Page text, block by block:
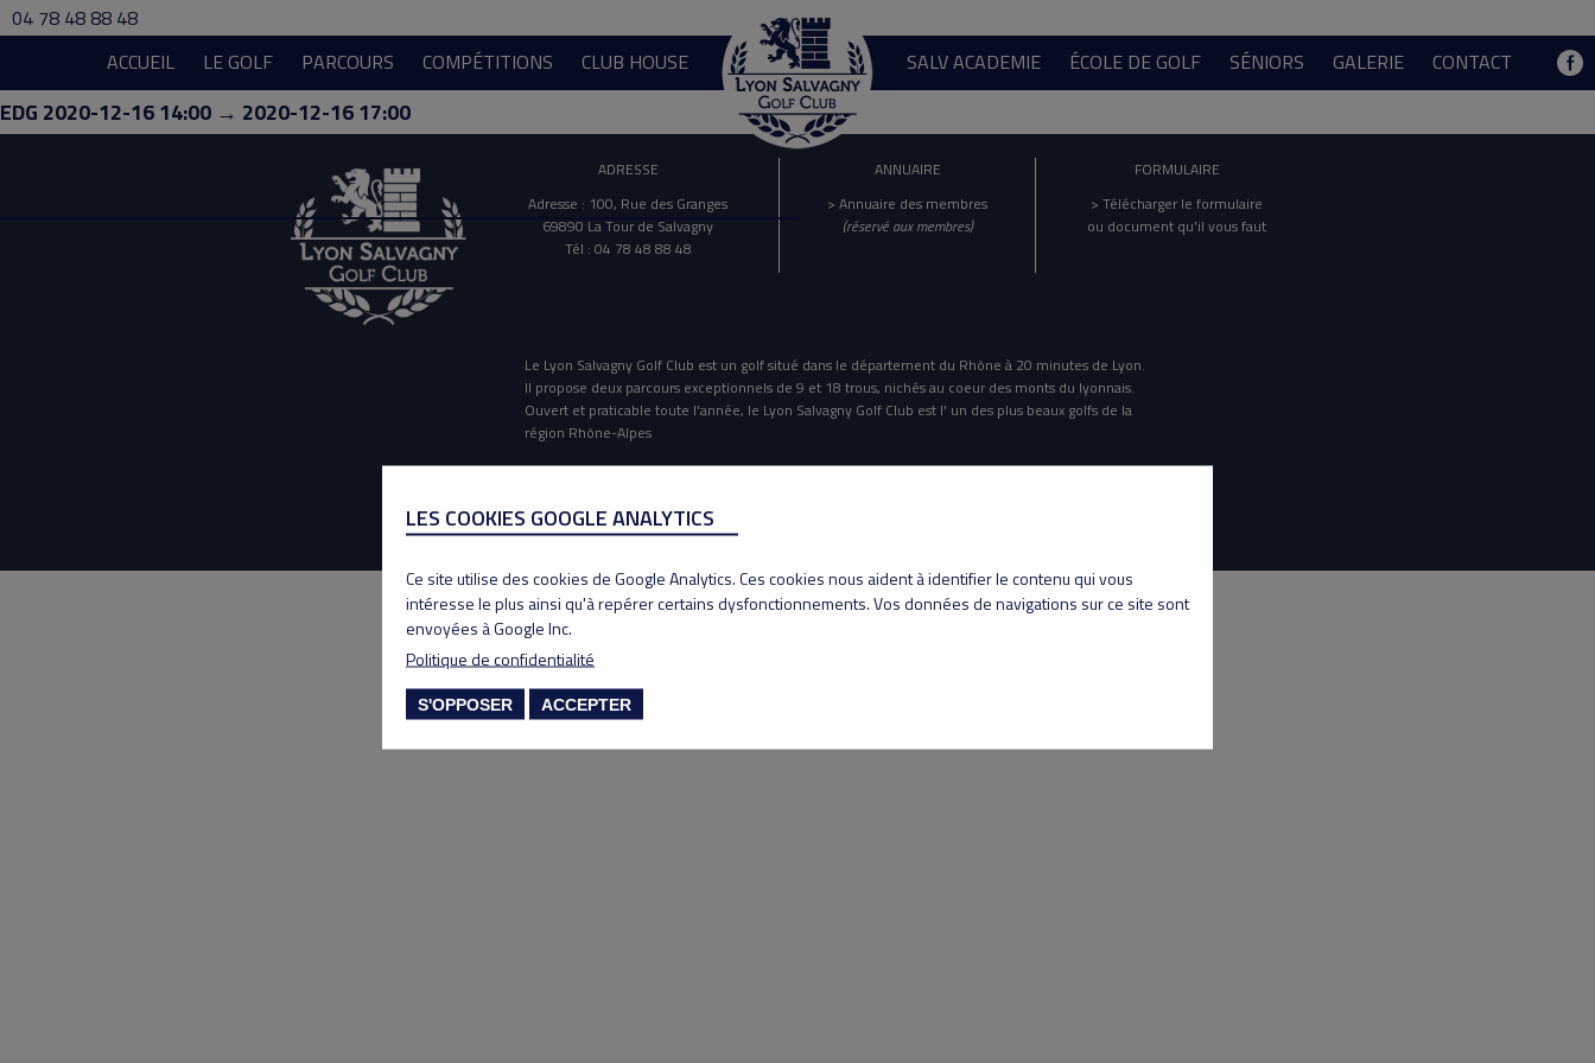
04 78 48 88 48
ACCUEIL
LE GOLF PARCOURS COMPÉTITIONS CLUB HOUSE SALV ACADEMIE ÉCOLE DE GOLF SÉNIORS GALERIE CONTACT
EDG 2020-12-16 14:00 → 2020-12-16 17:00
ADRESSE
Adresse : 100, Rue des Granges
69890 La Tour de Salvagny
Tél : 04 78 48 88 48
ANNUAIRE
> Annuaire des membres
(réservé aux membres)
FORMULAIRE
> Télécharger le formulaire
ou document qu'il vous faut
Le Lyon Salvagny Golf Club est un golf situé dans le département du Rhône à 20 minutes de Lyon.
Il propose deux parcours exceptionnels de 9 et 18 trous, nichés au coeur des monts du lyonnais.
Ouvert et praticable toute l'année, le Lyon Salvagny Golf Club est l' un des plus beaux golfs de la
région Rhône-Alpes
Copyright 2020 Lyon Salvagny golf club
LES COOKIES GOOGLE ANALYTICS
Ce site utilise des cookies de Google Analytics. Ces cookies nous aident à identifier le contenu qui vous
intéresse le plus ainsi qu'à repérer certains dysfonctionnements. Vos données de navigations sur ce site sont
envoyées à Google Inc.
Politique de confidentialité
S'OPPOSER ACCEPTER